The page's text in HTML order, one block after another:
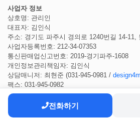
전화하기
사업자 정보
상호명: 관리인
대표자: 김인식
주소: 경기도 파주시 경의로 1240번길 14-11,
사업자등록번호: 212-34-07353
통신판매업신고번호: 2019-경기파주-1608
개인정보관리책임자: 김인식
상담매니저: 최현준 (031-945-0981 /
팩스: 031-945-0982
COPYRIGHT ⓒ 2022관리인 ALL RIGHTS